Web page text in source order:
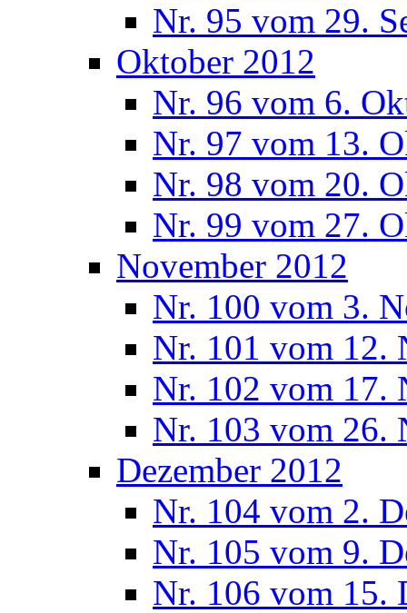
Nr. 95 vom 29.
Oktober 2012
Nr. 96 vom 6.
Nr. 97 vom 13.
Nr. 98 vom 20.
Nr. 99 vom 27.
November 2012
Nr. 100 vom 3.
Nr. 101 vom 12.
Nr. 102 vom 17.
Nr. 103 vom 26.
Dezember 2012
Nr. 104 vom 2.
Nr. 105 vom 9.
Nr. 106 vom 15.